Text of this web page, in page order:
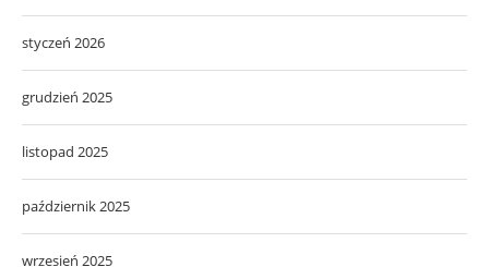
styczeń 2026
grudzień 2025
listopad 2025
październik 2025
wrzesień 2025